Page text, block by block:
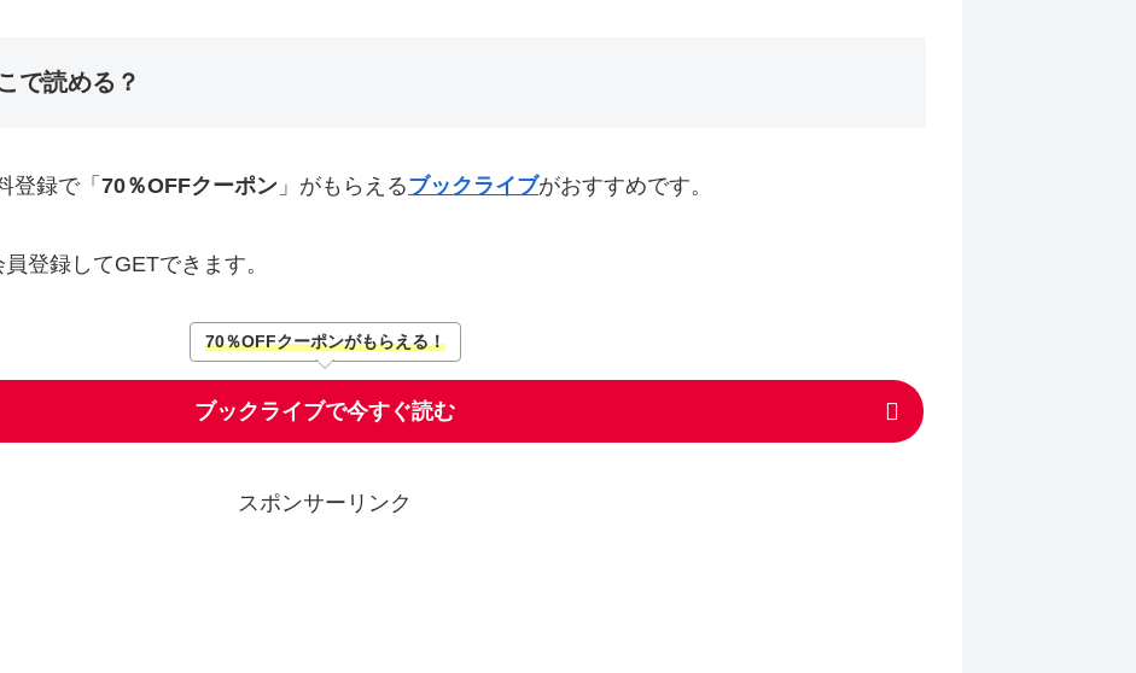
で読める？
登録で「 70％OFFクーポン 」がもらえるブックライブがおすすめです。
登録してGETできます。
70％OFFクーポンがもらえる！
ブックライブで今すぐ読む
スポンサーリンク